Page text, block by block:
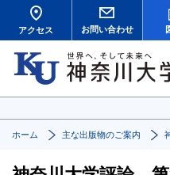
アクセス お問い合わせ
ホーム 主な出版物のご案内